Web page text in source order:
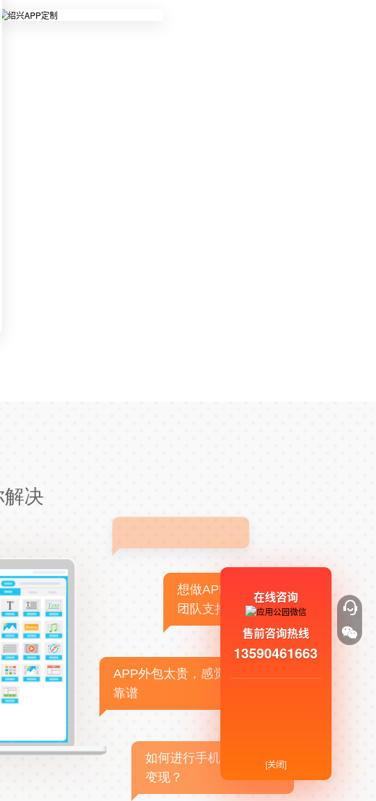
决
想做APP，但没有技术
团队支持
APP外包太贵，感觉不
靠谱
如何进行手机APP商业
变现？
在线咨询
售前咨询热线
13590461663
[关闭]